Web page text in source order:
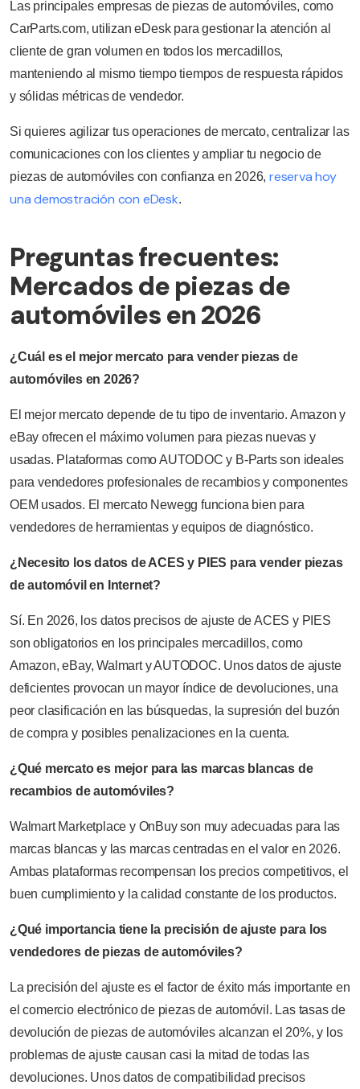
Las principales empresas de piezas de automóviles, como
CarParts.com, utilizan eDesk para gestionar la atención al
cliente de gran volumen en todos los mercadillos,
manteniendo al mismo tiempo tiempos de respuesta rápidos
y sólidas métricas de vendedor.
Si quieres agilizar tus operaciones de mercato, centralizar las
comunicaciones con los clientes y ampliar tu negocio de
piezas de automóviles con confianza en 2026, reserva hoy
una demostración con eDesk.
Preguntas frecuentes:
Mercados de piezas de
automóviles en 2026
¿Cuál es el mejor mercato para vender piezas de
automóviles en 2026?
El mejor mercato depende de tu tipo de inventario. Amazon y
eBay ofrecen el máximo volumen para piezas nuevas y
usadas. Plataformas como AUTODOC y B-Parts son ideales
para vendedores profesionales de recambios y componentes
OEM usados. El mercato Newegg funciona bien para
vendedores de herramientas y equipos de diagnóstico.
¿Necesito los datos de ACES y PIES para vender piezas
de automóvil en Internet?
Sí. En 2026, los datos precisos de ajuste de ACES y PIES
son obligatorios en los principales mercadillos, como
Amazon, eBay, Walmart y AUTODOC. Unos datos de ajuste
deficientes provocan un mayor índice de devoluciones, una
peor clasificación en las búsquedas, la supresión del buzón
de compra y posibles penalizaciones en la cuenta.
¿Qué mercato es mejor para las marcas blancas de
recambios de automóviles?
Walmart Marketplace y OnBuy son muy adecuadas para las
marcas blancas y las marcas centradas en el valor en 2026.
Ambas plataformas recompensan los precios competitivos, el
buen cumplimiento y la calidad constante de los productos.
¿Qué importancia tiene la precisión de ajuste para los
vendedores de piezas de automóviles?
La precisión del ajuste es el factor de éxito más importante en
el comercio electrónico de piezas de automóvil. Las tasas de
devolución de piezas de automóviles alcanzan el 20%, y los
problemas de ajuste causan casi la mitad de todas las
devoluciones. Unos datos de compatibilidad precisos